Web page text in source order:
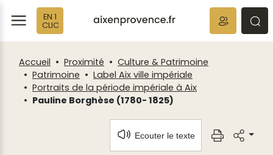
EN 1
CLIC
Accueil Proximité
Culture & Patrimoine
Patrimoine
Label Aix ville impériale
Portraits de la période impériale à Aix
Pauline Borghèse (1780- 1825)
Ecouter le texte
Fenêtre
de
chat
Panneau de gestion des cookies